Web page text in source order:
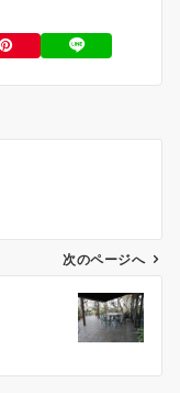
次のページへ